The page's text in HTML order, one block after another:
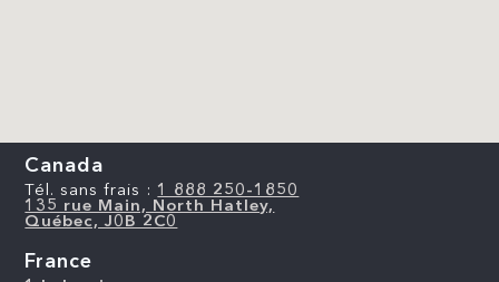
Canada
Tél. sans frais : 1 888 250-1850
135 rue Main, North Hatley,
Québec, J0B 2C0
France